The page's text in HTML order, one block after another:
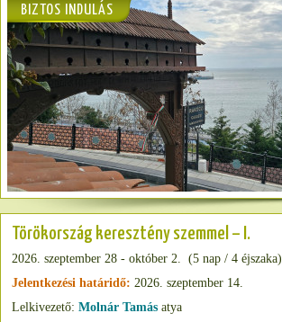
BIZTOS INDULÁS
Törökország keresztény szemmel – I.
2026. szeptember 28 - október 2. (5 nap / 4 éjszaka)
Jelentkezési határidő: 2026. szeptember 14.
Lelkivezető: Molnár Tamás atya